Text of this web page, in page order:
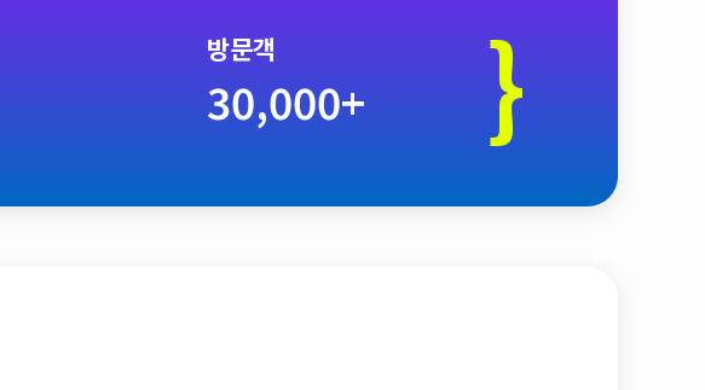
방문객
30,000+ }